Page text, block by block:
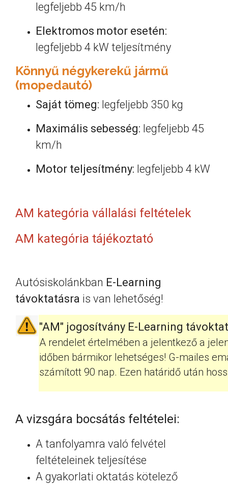
legfeljebb 45 km/h
Elektromos motor esetén:
legfeljebb 4 kW teljesítmény
Könnyű négykerekű jármű
(mopedautó)
Saját tömeg: legfeljebb 350 kg
Maximális sebesség: legfeljebb 45
km/h
Motor teljesítmény: legfeljebb 4 kW
AM kategória vállalási feltételek
AM kategória tájékoztató
Autósiskolánkban E-Learning
távoktatásra is van lehetőség!
"AM" jogosítvány E-Learning
A rendelet értelmében a jelentkező a
időben bármikor lehetséges! G-mailes
számított 90 nap. Ezen határidő után
A vizsgára bocsátás feltételei:
A tanfolyamra való felvétel
feltételeinek teljesítése
A gyakorlati oktatás kötelező